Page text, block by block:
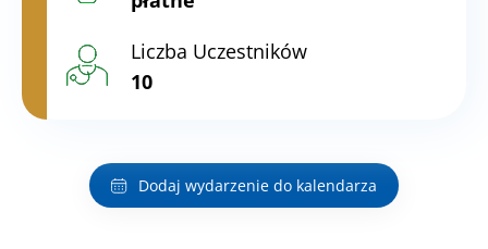
Liczba Uczestników
10
Dodaj wydarzenie do kalendarza